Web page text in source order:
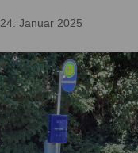
24. Januar 2025